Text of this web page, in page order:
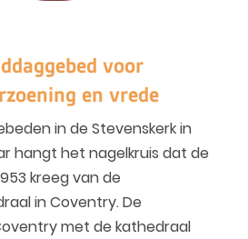
voor
en vrede
in de Stevenskerk in
hangt het nagelkruis dat de
kreeg van de
in Coventry. De
met de kathedraal